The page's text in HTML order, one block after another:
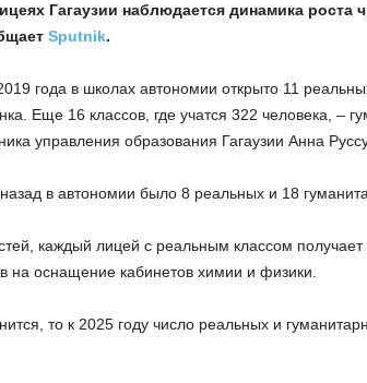
Гагаузии наблюдается динамика роста
Sputnik.
года в школах автономии открыто 11
Еще 16 классов, где учатся 322 человека, –
управления образования Гагаузии Анна
в автономии было 8 реальных и 18
каждый лицей с реальным классом
на оснащение кабинетов химии и физики.
то к 2025 году число реальных и